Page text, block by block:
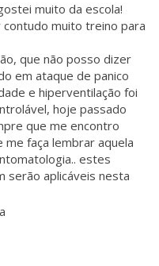
muito da escola!
muito treino para
que não posso dizer
em ataque de panico
e hiperventilação foi
hoje passado
que me encontro
me faça lembrar aquela
estes
serão aplicáveis nesta